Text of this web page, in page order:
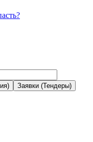
Заявки (Тендеры)